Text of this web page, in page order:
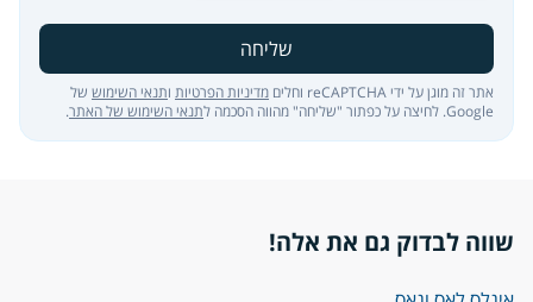
שליחה
אתר זה מוגן על ידי reCAPTCHA וחלים מדיניות הפרטיות ותנאי השימוש של
Google. לחיצה על כפתור "שליחה" מהווה הסכמה ל
תנאי השימוש של האתר.
שווה לבדוק גם את אלה!